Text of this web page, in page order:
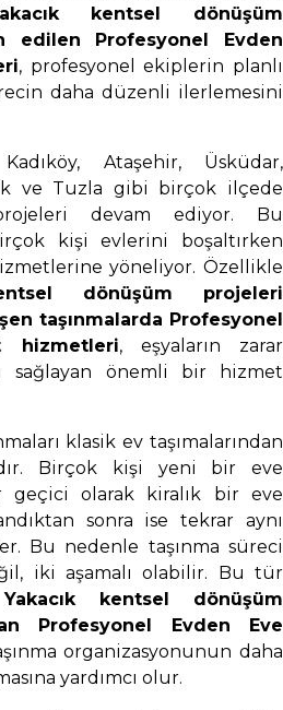
kentsel dönüşüm
edilen Profesyonel Evden
, profesyonel ekiplerin planlı
daha düzenli ilerlemesini
Ataşehir, Üsküdar,
ve Tuzla gibi birçok ilçede
devam ediyor. Bu
kişi evlerini boşaltırken
yöneliyor. Özellikle
dönüşüm projeleri
taşınmalarda Profesyonel
hizmetleri, eşyaların zarar
sağlayan önemli bir hizmet
klasik ev taşımalarından
Birçok kişi yeni bir eve
geçici olarak kiralık bir eve
sonra ise tekrar aynı
Bu nedenle taşınma süreci
iki aşamalı olabilir. Bu tür
kentsel dönüşüm
Profesyonel Evden Eve
organizasyonunun daha
yardımcı olur.